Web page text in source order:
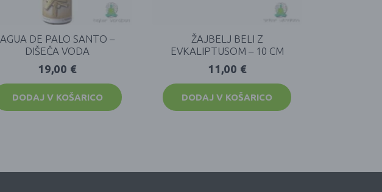
AGUA DE PALO SANTO –
DIŠEČA VODA
19,00 €
DODAJ V KOŠARICO
ŽAJBELJ BELI Z
EVKALIPTUSOM – 10 CM
11,00 €
DODAJ V KOŠARICO